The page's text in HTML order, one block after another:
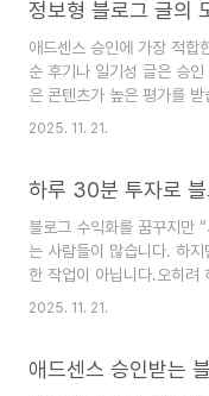
글 10편 이상, 정보 중심 콘
준: 1,500자 이상 정보형
이 아닌, 정보 제공형 콘텐
입양 비용 정리”..
애드센스 승인에 가장 적합
순 후기나 일기성 글은 승
은 콘텐츠가 높은 평가를
란 무엇인지, 왜 중요한지,
통해 독자가 **“이 글을 읽
야 할 전기세 아끼는 팁”“
검색 유입량도 높고, 애드
은 평가를..
2025. 11. 21.
하루 30분 투자로 블
블로그 수익화를 꿈꾸지만
는 사람들이 많습니다. 하
한 작업이 아닙니다.오히
안에 실질적인 수익을 만들
개하는 루틴을 실천해 보세
2025. 11. 21.